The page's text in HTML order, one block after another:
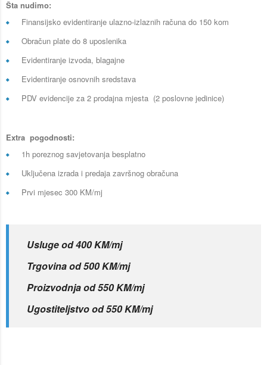
Šta nudimo:
Finansijsko evidentiranje ulazno-izlaznih računa do 150 kom
Obračun plate do 8 uposlenika
Evidentiranje izvoda, blagajne
Evidentiranje osnovnih sredstava
PDV evidencije za 2 prodajna mjesta (2 poslovne jedinice)
Extra pogodnosti:
1h poreznog savjetovanja besplatno
Uključena izrada i predaja završnog obračuna
Prvi mjesec 300 KM/mj
Usluge od 400 KM/mj
Trgovina od 500 KM/mj
Proizvodnja od 550 KM/mj
Ugostiteljstvo od 550 KM/mj